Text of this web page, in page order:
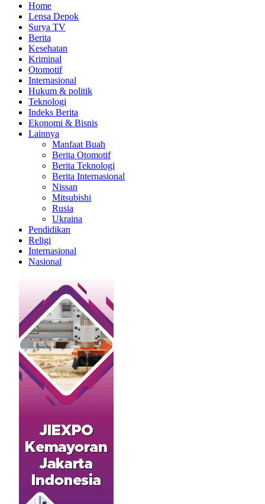
Home
Lensa Depok
Surya TV
Berita
Kesehatan
Kriminal
Otomotif
Internasional
Hukum & politik
Teknologi
Indeks Berita
Ekonomi & Bisnis
Lainnya
Manfaat Buah
Berita Otomotif
Berita Teknologi
Berita Internasional
Nissan
Mitsubishi
Rusia
Ukraina
Pendidikan
Religi
Internasional
Nasional